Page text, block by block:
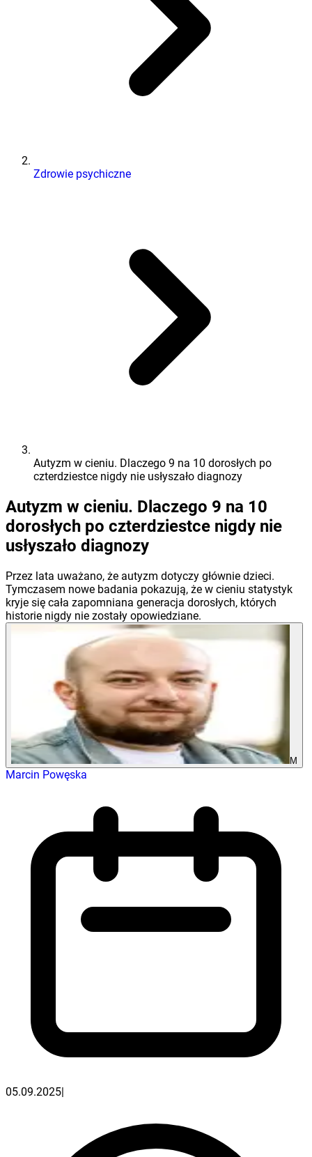
Zdrowie psychiczne
Autyzm w cieniu. Dlaczego 9 na 10 dorosłych po
czterdziestce nigdy nie usłyszało diagnozy
Autyzm w cieniu. Dlaczego 9 na 10
dorosłych po czterdziestce nigdy nie
usłyszało diagnozy
Przez lata uważano, że autyzm dotyczy głównie dzieci.
Tymczasem nowe badania pokazują, że w cieniu statystyk
kryje się cała zapomniana generacja dorosłych, których
historie nigdy nie zostały opowiedziane.
M
Marcin Powęska
05.09.2025